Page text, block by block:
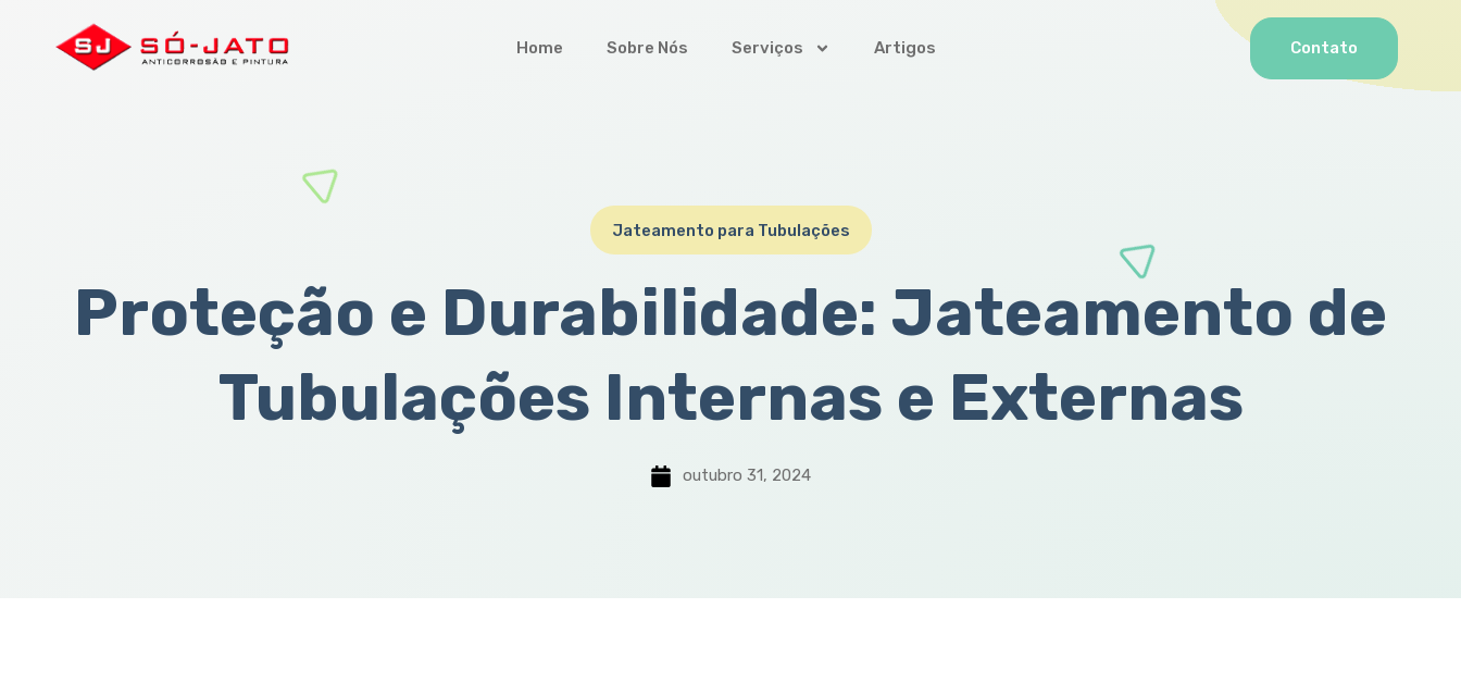
Home Sobre Nós Serviços Artigos Contato
Jateamento para Tubulações
Proteção e Durabilidade: Jateamento de
Tubulações Internas e Externas
outubro 31, 2024